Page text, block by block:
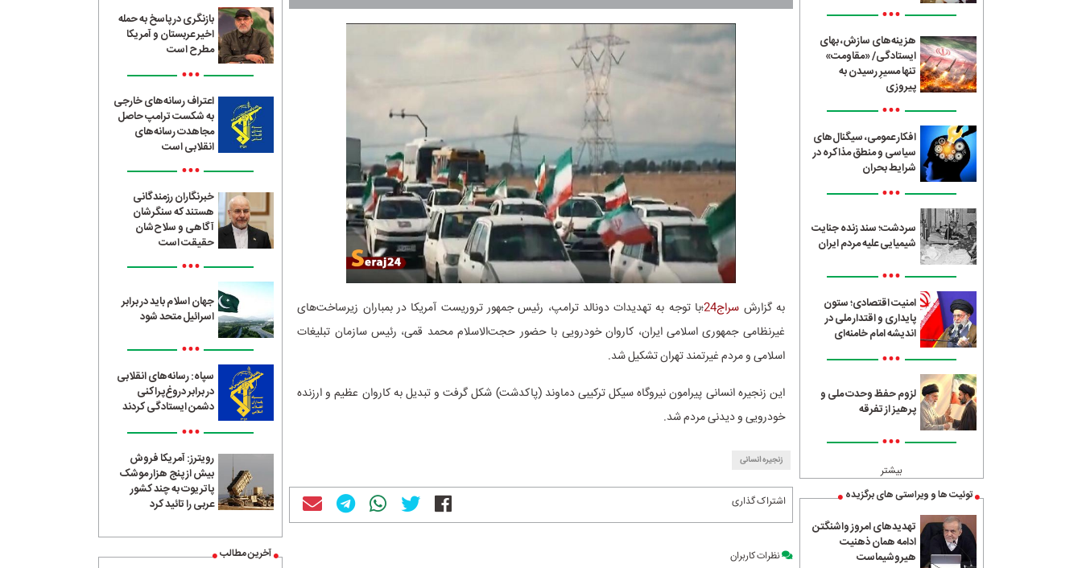
•••
هزینه‌های سازش، بهای
ایستادگی/ «مقاومت»
تنها مسیرِ رسیدن به
پیروزی
•••
افکار عمومی، سیگنال‌های
سیاسی و منطق مذاکره در
شرایط بحران
•••
سردشت؛ سند زنده جنایت
شیمیایی علیه مردم ایران
•••
امنیت اقتصادی؛ ستون
پایداری و اقتدار ملی در
اندیشه امام خامنه‌ای
•••
لزوم حفظ وحدت ملی و
پرهیز از تفرقه
•••
بیشتر
توئیت ها و ویراستی های برگزیده
تهدیدهای امروز واشنگتن
ادامه همان ذهنیت
هیروشیماست
به گزارش سراج24
؛با توجه به تهدیدات دونالد ترامپ، رئیس جمهور تروریست آمریکا در بمباران زیرساخت‌های
غیرنظامی جمهوری اسلامی ایران، کاروان خودرویی با حضور حجت‌الاسلام محمد قمی، رئیس سازمان تبلیغات
اسلامی و مردم غیرتمند تهران تشکیل شد.
این زنجیره انسانی پیرامون نیروگاه سیکل ترکیبی دماوند (پاکدشت) شکل گرفت و تبدیل به کاروان عظیم و ارزنده‌
خودرویی و دیدنی مردم شد.
زنجیره انسانی
اشتراک گذاری
نظرات کاربران
بازنگری در پاسخ به حمله
اخیر عربستان و آمریکا
مطرح است
•••
اعتراف رسانه‌های خارجی
به شکست ترامپ حاصل
مجاهدت رسانه‌های
انقلابی است
•••
خبرنگاران رزمندگانی
هستند که سنگرشان
آگاهی و سلاح‌شان
حقیقت است
•••
جهان اسلام باید در برابر
اسرائیل متحد شود
•••
سپاه: رسانه‌های انقلابی
در برابر دروغ‌پراکنی
دشمن ایستادگی کردند
•••
رویترز: آمریکا فروش
بیش از پنج هزار موشک
پاتریوت به چند کشور
عربی را تائید کرد
آخرین مطالب